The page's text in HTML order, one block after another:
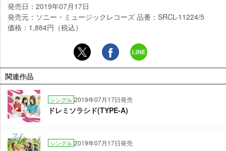
発売日：2019年07月17日
発売元：ソニー・ミュージックレコーズ 品番：SRCL-11224/5
価格：1,884円（税込）
関連作品
シングル 2019年07月17日発売
ドレミソラシド(TYPE-A)
シングル 2019年07月17日発売